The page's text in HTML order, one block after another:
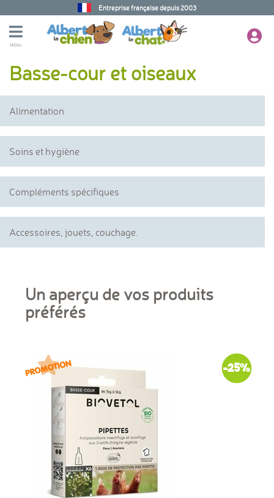
Entreprise française depuis 2003
MENU
Basse-cour et oiseaux
Alimentation
Soins et hygiène
Compléments spécifiques
Accessoires, jouets, couchage.
Un aperçu de vos produits
préférés
-25%